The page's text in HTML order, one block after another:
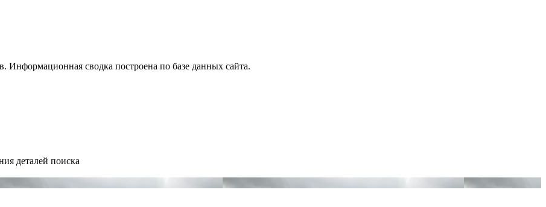
Информационная сводка построена по базе данных сайта.
деталей поиска